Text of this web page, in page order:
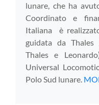
lunare, che ha
Coordinato e
Italiana è
guidata da Thales
Thales e
Universal
Polo Sud lunare.